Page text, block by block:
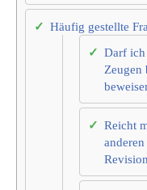
Häufig gestellte
Darf ich
Zeugen
Reicht